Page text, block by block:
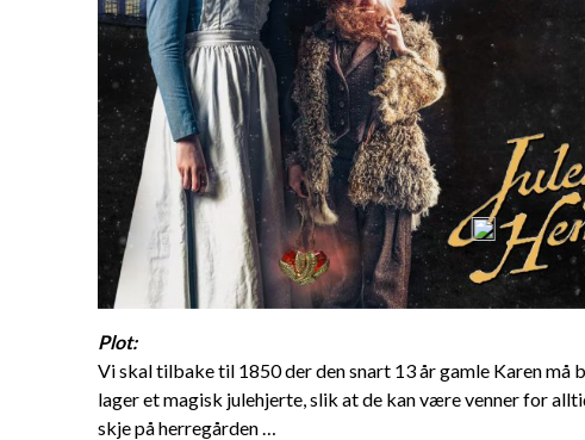
Plot:
Vi skal tilbake til 1850 der den snart 13 år gamle Karen må
lager et magisk julehjerte, slik at de kan være venner for
skje på herregården …